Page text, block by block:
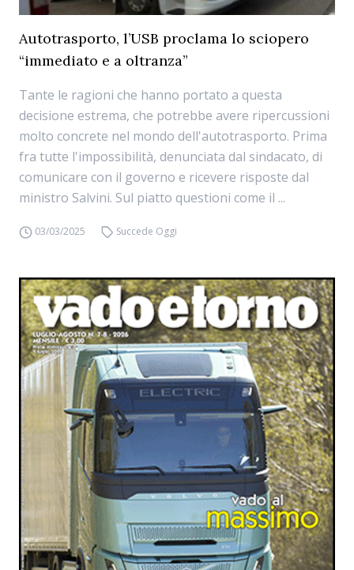
Autotrasporto, l’USB proclama lo sciopero
“immediato e a oltranza”
Tante le ragioni che hanno portato a questa
decisione estrema, che potrebbe avere ripercussioni
molto concrete nel mondo dell'autotrasporto. Prima
fra tutte l'impossibilità, denunciata dal sindacato, di
comunicare con il governo e ricevere risposte dal
ministro Salvini. Sul piatto questioni come il ...
03/03/2025 Succede Oggi